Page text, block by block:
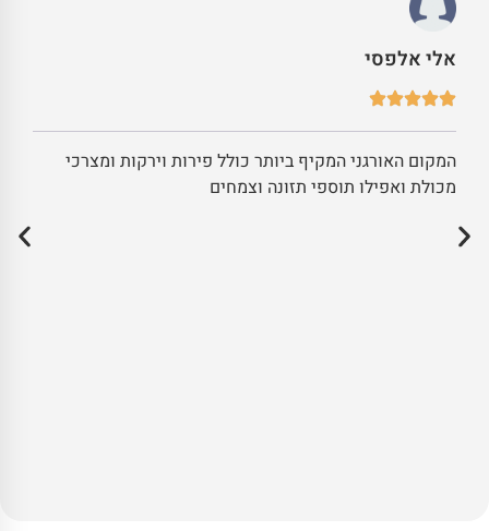
אלי אלפסי
המקום האורגני המקיף ביותר כולל פירות וירקות ומצרכי
מכולת ואפילו תוספי תזונה וצמחים